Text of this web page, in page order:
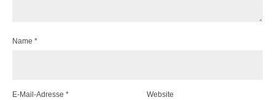
Name *
E-Mail-Adresse * Website